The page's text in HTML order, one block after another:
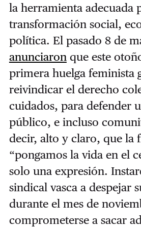
la herramienta adecuada
transformación social,
política. El pasado 8 de
anunciaron que este
primera huelga feminista
reivindicar el derecho
cuidados, para defender
público, e incluso
decir, alto y claro, que la
“pongamos la vida en el
solo una expresión.
sindical vasca a despejar
durante el mes de
comprometerse a sacar